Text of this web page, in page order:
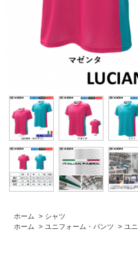
ホーム > シャツ
ホーム
> ユニフォーム・パンツ > ユ